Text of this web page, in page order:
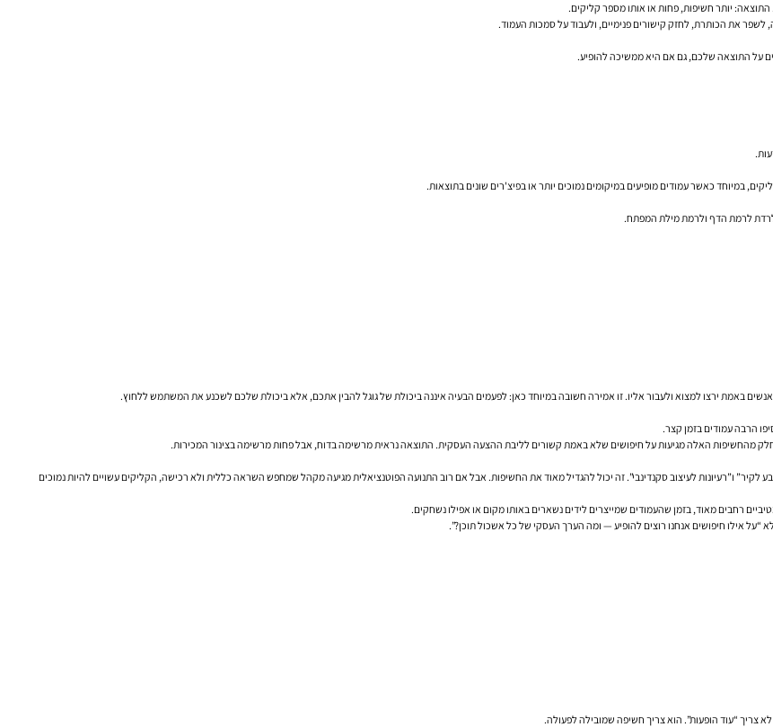
את הכותרת, לחזק קישורים פנימיים, ולעבוד על סמכות העמוד.
הרבה עמודים בזמן קצר.
חלק מהחשיפות האלה מגיעות על חיפושים שלא באמת קשורים לליבת ההצעה העסקית. התוצאה נראית מרשימה בדוח, אבל פחות מרשימה בצינור המכירות.
לקיר” ו”רעיונות לעיצוב סקנדינבי”. זה יכול להגדיל מאוד את החשיפות. אבל אם רוב התנועה הפוטנציאלית מגיעה מקהל שמחפש השראה כללית ולא רכישה, הקליקים עשויים להיות נמוכים
רחבים מאוד, בזמן שהעמודים שמייצרים לידים נשארים באותו מקום או אפילו נשחקים.
“על אילו חיפושים אנחנו רוצים להופיע — ומה הערך העסקי של כל אשכול תוכן?”.
צריך “עוד הופעות”. הוא צריך חשיפה שמובילה לפעולה.